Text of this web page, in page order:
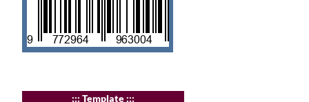
::: Template :::